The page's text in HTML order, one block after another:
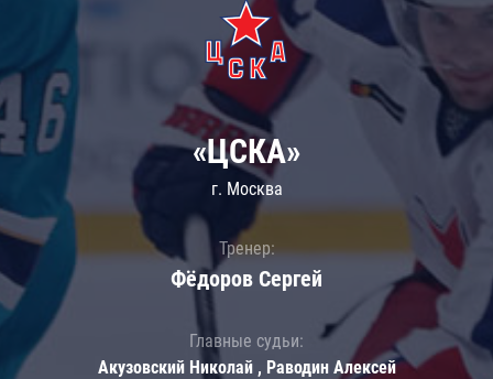
«ЦСКА»
г. Москва
Тренер:
Фёдоров Сергей
Главные судьи:
Акузовский Николай , Раводин Алексей